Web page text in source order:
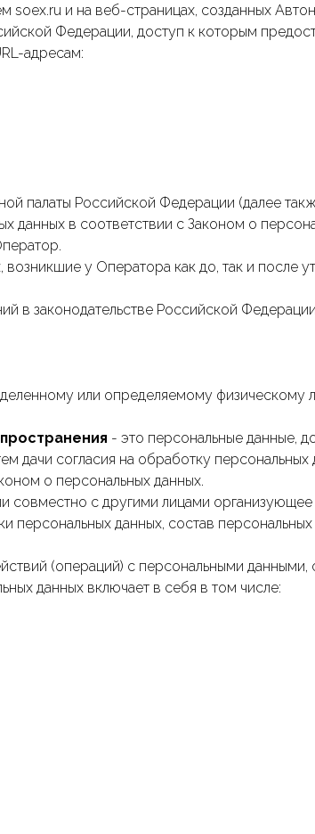
soex.ru и на веб-страницах, созданных
Федерации, доступ к которым
адресам:
палаты Российской Федерации (далее
в соответствии с Законом о
у Оператора как до, так и после
в законодательстве Российской
или определяемому физическому
- это персональные данные,
дачи согласия на обработку персональных
о персональных данных.
совместно с другими лицами организующее
данных, состав персональных
(операций) с персональными
данных включает в себя в том числе: